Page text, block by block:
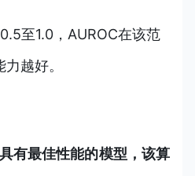
至1.0，AUROC在该范
越好。
有最佳性能的模型，该算